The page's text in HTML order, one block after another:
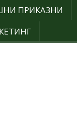
ПРИКАЗНИ